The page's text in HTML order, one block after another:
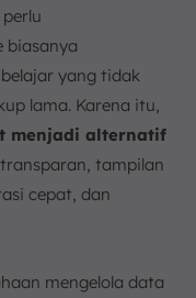
biasanya
yang tidak
lama. Karena itu,
menjadi alternatif
tampilan
cepat, dan
mengelola data